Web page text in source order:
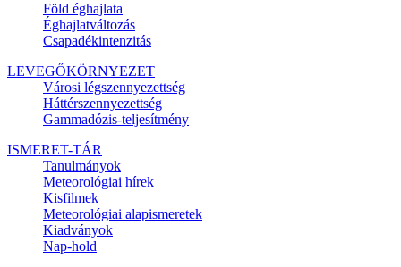
Föld éghajlata
Éghajlatváltozás
Csapadékintenzitás
LEVEGŐKÖRNYEZET
Városi légszennyezettség
Háttérszennyezettség
Gammadózis-teljesítmény
ISMERET-TÁR
Tanulmányok
Meteorológiai hírek
Kisfilmek
Meteorológiai alapismeretek
Kiadványok
Nap-hold